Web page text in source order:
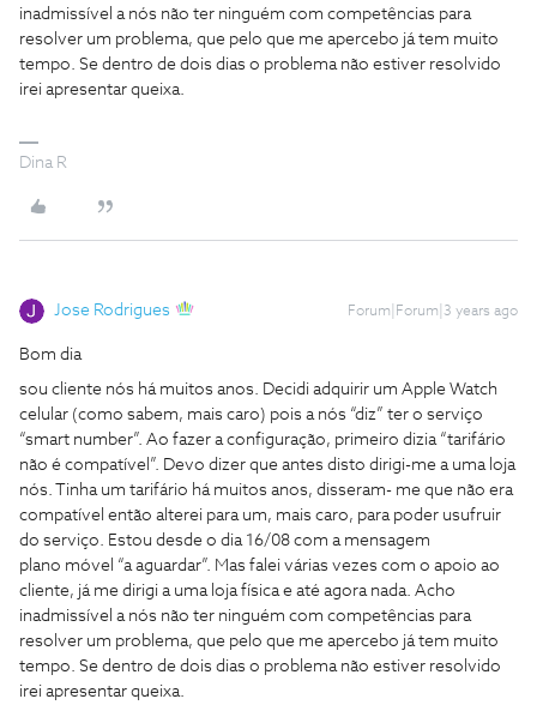
inadmissível a nós não ter ninguém com competências para
resolver um problema, que pelo que me apercebo já tem muito
tempo. Se dentro de dois dias o problema não estiver resolvido
irei apresentar queixa.
Dina R
Jose Rodrigues Forum|Forum|3 years ago
Bom dia
sou cliente nós há muitos anos. Decidi adquirir um Apple Watch
celular (como sabem, mais caro) pois a nós “diz” ter o serviço
“smart number”. Ao fazer a configuração, primeiro dizia “tarifário
não é compatível”. Devo dizer que antes disto dirigi-me a uma loja
nós. Tinha um tarifário há muitos anos, disseram- me que não era
compatível então alterei para um, mais caro, para poder usufruir
do serviço. Estou desde o dia 16/08 com a mensagem
plano móvel “a aguardar”. Mas falei várias vezes com o apoio ao
cliente, já me dirigi a uma loja física e até agora nada. Acho
inadmissível a nós não ter ninguém com competências para
resolver um problema, que pelo que me apercebo já tem muito
tempo. Se dentro de dois dias o problema não estiver resolvido
irei apresentar queixa.